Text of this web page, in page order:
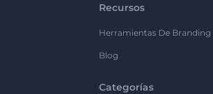
Recursos
Herramientas De Branding
Blog
Categorías